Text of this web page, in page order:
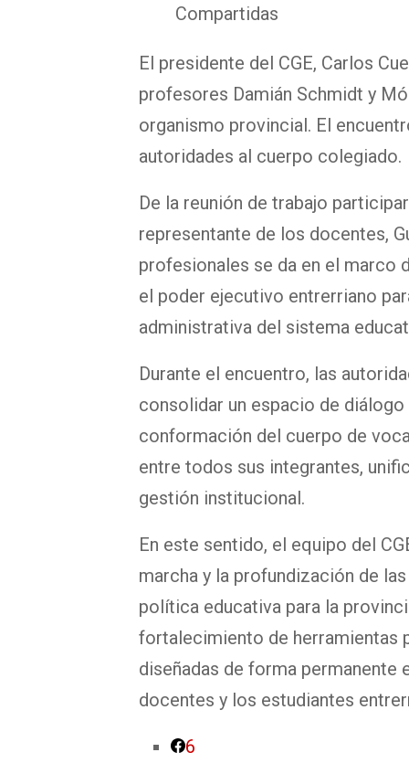
Compartidas
El presidente del CGE, Carlos
profesores Damián Schmidt y
organismo provincial. El
autoridades al cuerpo colegiado.
De la reunión de trabajo
representante de los docentes,
profesionales se da en el marco
el poder ejecutivo entrerriano
administrativa del sistema
Durante el encuentro, las
consolidar un espacio de
conformación del cuerpo de
entre todos sus integrantes,
gestión institucional.
En este sentido, el equipo del
marcha y la profundización de
política educativa para la
fortalecimiento de herramientas
diseñadas de forma
docentes y los estudiantes
6